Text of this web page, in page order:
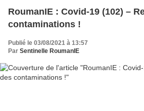
RoumanIE : Covid-19 (102) –
contaminations !
Publié le 03/08/2021 à 13:57
Par Sentinelle RoumanIE